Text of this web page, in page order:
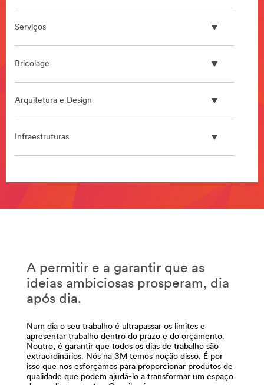
Serviços
Bricolage
Arquitetura e Design
Infraestruturas
Para
estradas,
pontes,
fábricas
geração
eletricidade
muito
A permitir e a garantir que as
ideias ambiciosas prosperam, dia
após dia.
Num dia o seu trabalho é ultrapassar os limites e
apresentar trabalho dentro do prazo e do orçamento.
Noutro, é garantir que todos os dias de trabalho são
extraordinários. Nós na 3M temos noção disso. É por
isso que nos esforçamos para proporcionar produtos de
qualidade que podem ajudá-lo a transformar um espaço